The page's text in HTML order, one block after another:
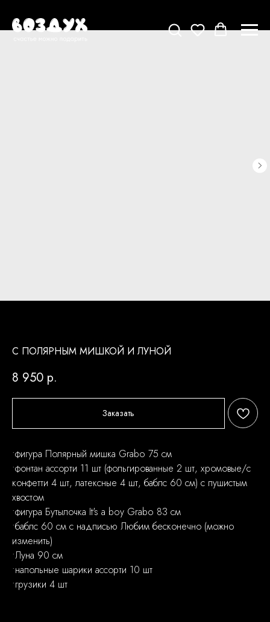
С ПОЛЯРНЫМ МИШКОЙ И ЛУНОЙ
8 950 р.
Заказать
•фигура Полярный мишка Grabo 75 см
•фонтан ассорти 11 шт (фольгированные 2 шт, хромовые/с
конфетти 4 шт, латексные 4 шт, баблс 60 см) с пушистым
хвостом
•фигура Бутылочка It's a boy Grabo 83 см
•баблс 60 см с надписью Любим бесконечно (можно
изменить)
•Луна 90 см
•напольные шарики ассорти 10 шт
•грузики 4 шт